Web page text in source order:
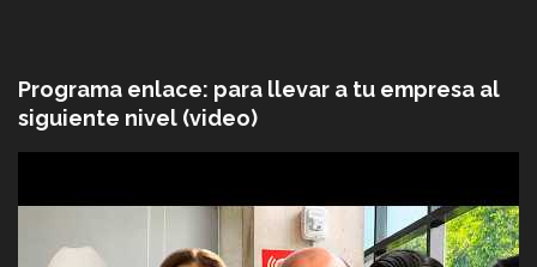
Programa enlace: para llevar a tu empresa al
siguiente nivel (video)